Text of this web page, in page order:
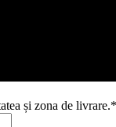
și zona de livrare.*